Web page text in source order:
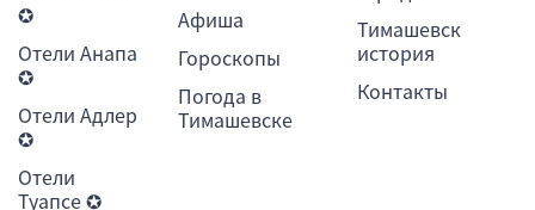
✪
Отели Анапа
✪
Отели Адлер
✪
Отели
Туапсе ✪
Афиша
Гороскопы
Погода в
Тимашевске
Тимашевск
история
Контакты